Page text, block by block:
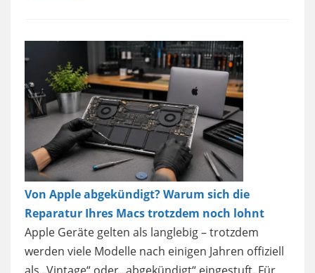
Von Apple abgekündigt? Warum sich die
Reparatur Ihres Macs trotzdem noch lohnt
Apple Geräte gelten als langlebig – trotzdem
werden viele Modelle nach einigen Jahren offiziell